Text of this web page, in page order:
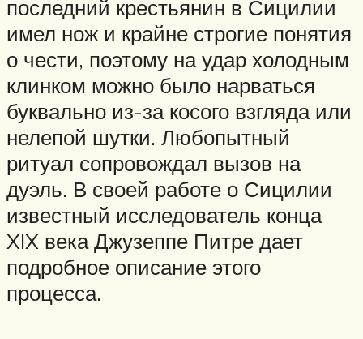
последний крестьянин в Сицилии
имел нож и крайне строгие понятия
о чести, поэтому на удар холодным
клинком можно было нарваться
буквально из-за косого взгляда или
нелепой шутки. Любопытный
ритуал сопровождал вызов на
дуэль. В своей работе о Сицилии
известный исследователь конца
XIX века Джузеппе Питре дает
подробное описание этого
процесса.